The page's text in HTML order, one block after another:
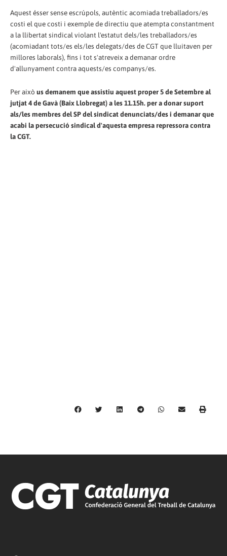
Aquest ésser sense escrúpols, autèntic acomiada treballadors/es
costi el que costi i exemple de directiu que atempta constantment
a la llibertat sindical violant l'estatut dels/les treballadors/es
(acomiadant tots/es els/les delegats/des de CGT que lluitaven per
millores laborals), fins i tot s'atreveix a demanar ordre
d'allunyament contra aquests/es companys/es.
Per això us demanem que assistiu aquest proper 5 de Setembre al
jutjat 4 de Gavà (Baix Llobregat) a les 11.15h. per a donar suport
als/les membres del SP del sindicat denunciats/des i demanar que
acabi la persecució sindical d'aquesta empresa repressora contra
la CGT.